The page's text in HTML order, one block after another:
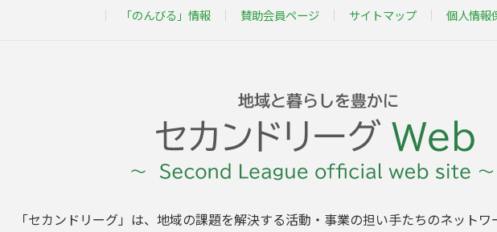
「のんびる」情報 賛助会員ページ サイトマップ 個人情報
「セカンドリーグ」は、地域の課題を解決する活動・事業の担い手たちのネット